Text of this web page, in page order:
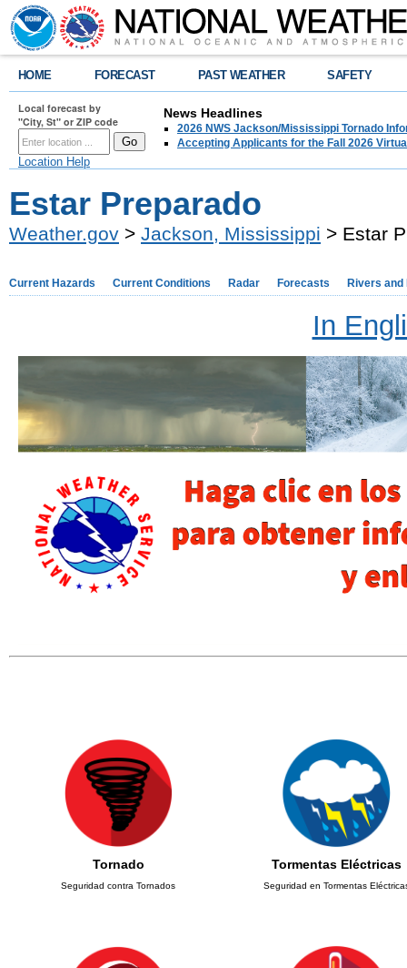
HOME FORECAST PAST WEATHER SAFETY
Local forecast by
"City, St" or ZIP code
Location Help
News Headlines
2026 NWS Jackson/Mississippi Tornado
Accepting Applicants for the Fall 2026
Estar Preparado
Weather.gov > Jackson, Mississippi > Estar
Current Hazards Current Conditions Radar Forecasts Rivers and
In
Tornado
Seguridad contra Tornados
Tormentas Eléctricas
Seguridad en Tormentas